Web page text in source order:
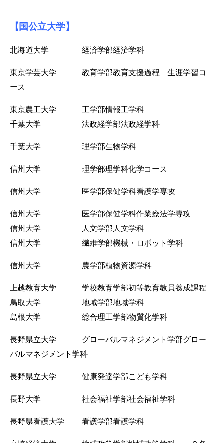
【国公立大学】
北海道大学 経済学部経済学科
東京学芸大学 教育学部教育支援過程 生涯学習コ
ース
東京農工大学 工学部情報工学科
千葉大学 法政経学部法政経学科
千葉大学 理学部生物学科
信州大学 理学部理学科化学コース
信州大学 医学部保健学科看護学専攻
信州大学 医学部保健学科作業療法学専攻
信州大学 人文学部人文学科
信州大学 繊維学部機械・ロボット学科
信州大学 農学部植物資源学科
上越教育大学 学校教育学部初等教育教員養成課程
鳥取大学 地域学部地域学科
島根大学 総合理工学部物質化学科
長野県立大学 グローバルマネジメント学部グロー
バルマネジメント学科
長野県立大学 健康発達学部こども学科
長野大学 社会福祉学部社会福祉学科
長野県看護大学 看護学部看護学科